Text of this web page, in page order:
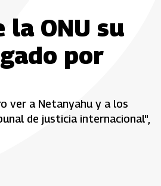
ONU su
por
ver a Netanyahu y a los
de justicia internacional",